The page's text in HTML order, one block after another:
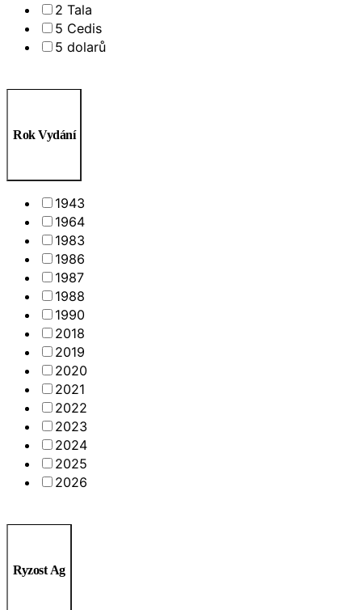
2 Tala
5 Cedis
5 dolarů
Rok Vydání
1943
1964
1983
1986
1987
1988
1990
2018
2019
2020
2021
2022
2023
2024
2025
2026
Ryzost Ag